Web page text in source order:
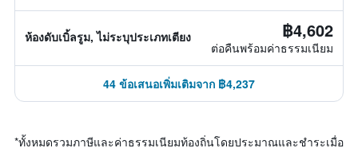
ห้องดับเบิ้ลรูม, ไม่ระบุประเภทเตียง ฿4,602
ต่อคืนพร้อมค่าธรรมเนียม
44 ข้อเสนอเพิ่มเติมจาก ฿4,237
*ทั้งหมดรวมภาษีและค่าธรรมเนียมท้องถิ่นโดยประมาณและชำระเมื่อ